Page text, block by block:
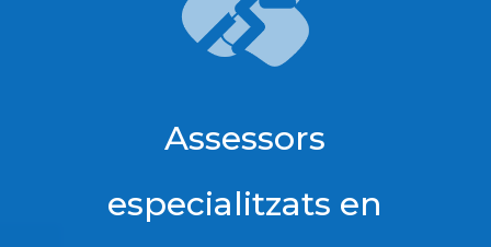
Assessors
especialitzats en